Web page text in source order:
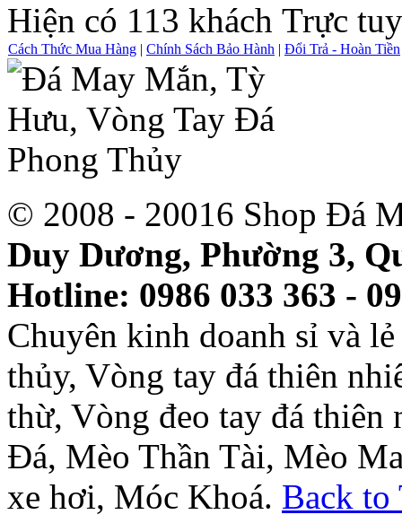
Hiện có 113 khách Trực
Cách Thức Mua Hàng | Chính Sách Bảo Hành | Đổi Trả - Hoàn Tiền
© 2008 - 20016 Shop Đá
Duy Dương, Phường 3,
Hotline: 0986 033 363 -
Chuyên kinh doanh sỉ và
thủy, Vòng tay đá thiên
thừ, Vòng đeo tay đá thiên
Đá, Mèo Thần Tài, Mèo
xe hơi, Móc Khoá. Back to